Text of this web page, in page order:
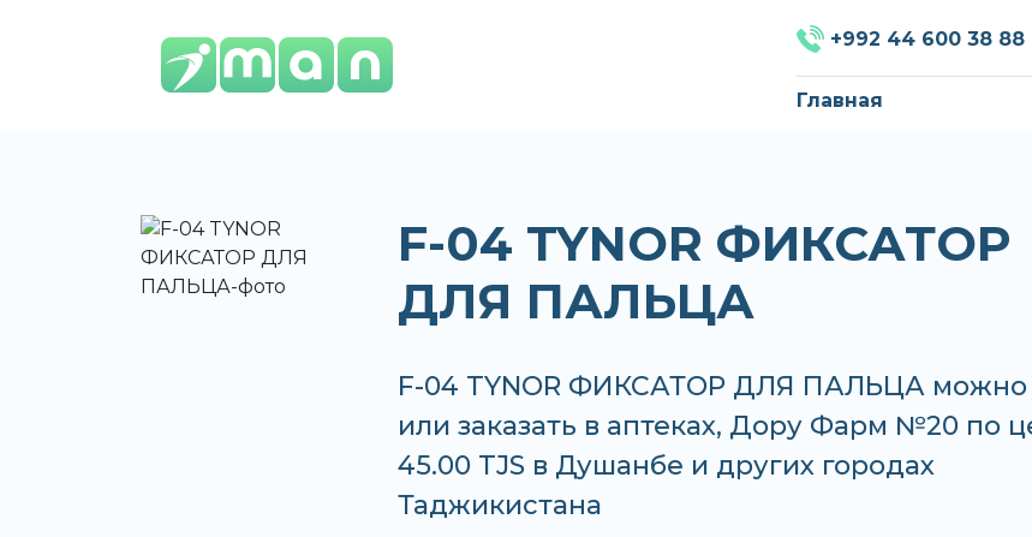
+992 44 600 38 88
Главная
F-04 TYNOR ФИКСАТОР
ДЛЯ ПАЛЬЦА
F-04 TYNOR ФИКСАТОР ДЛЯ ПАЛЬЦА можно
или заказать в аптеках, Дору Фарм №20 по
45.00 TJS в Душанбе и других городах
Таджикистана